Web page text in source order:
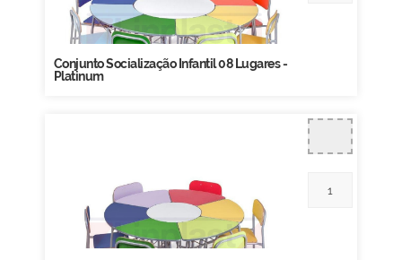
Conjunto Socialização Infantil 08 Lugares -
Platinum